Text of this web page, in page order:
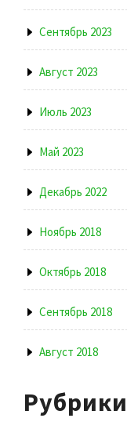
Сентябрь 2023
Август 2023
Июль 2023
Май 2023
Декабрь 2022
Ноябрь 2018
Октябрь 2018
Сентябрь 2018
Август 2018
Рубрики